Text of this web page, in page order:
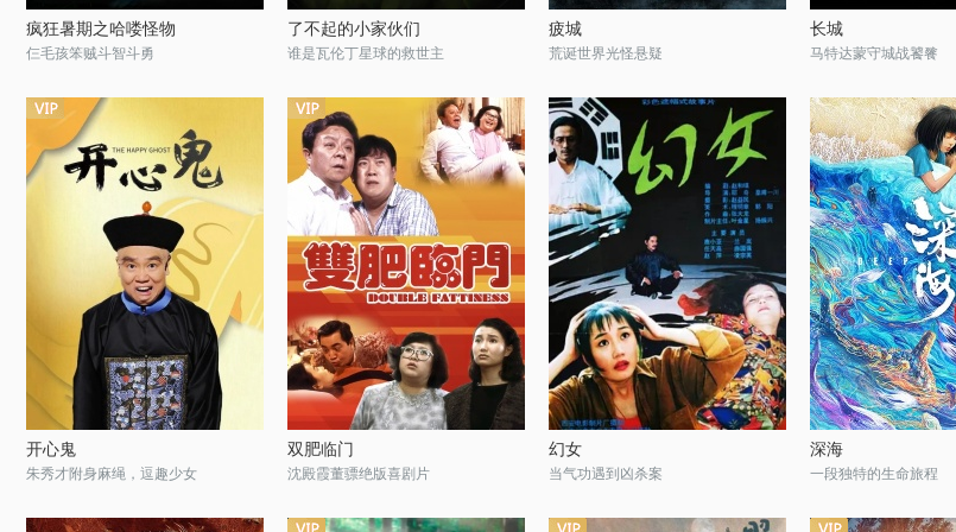
疯狂暑期之哈喽怪物
仨毛孩笨贼斗智斗勇
了不起的小家伙们
谁是瓦伦丁星球的救世主
疲城
荒诞世界光怪悬疑
长城
马特达蒙守城战饕餮
开心鬼
朱秀才附身麻绳，逗趣少女
双肥临门
沈殿霞董骠绝版喜剧片
幻女
当气功遇到凶杀案
深海
一段独特的生命旅程